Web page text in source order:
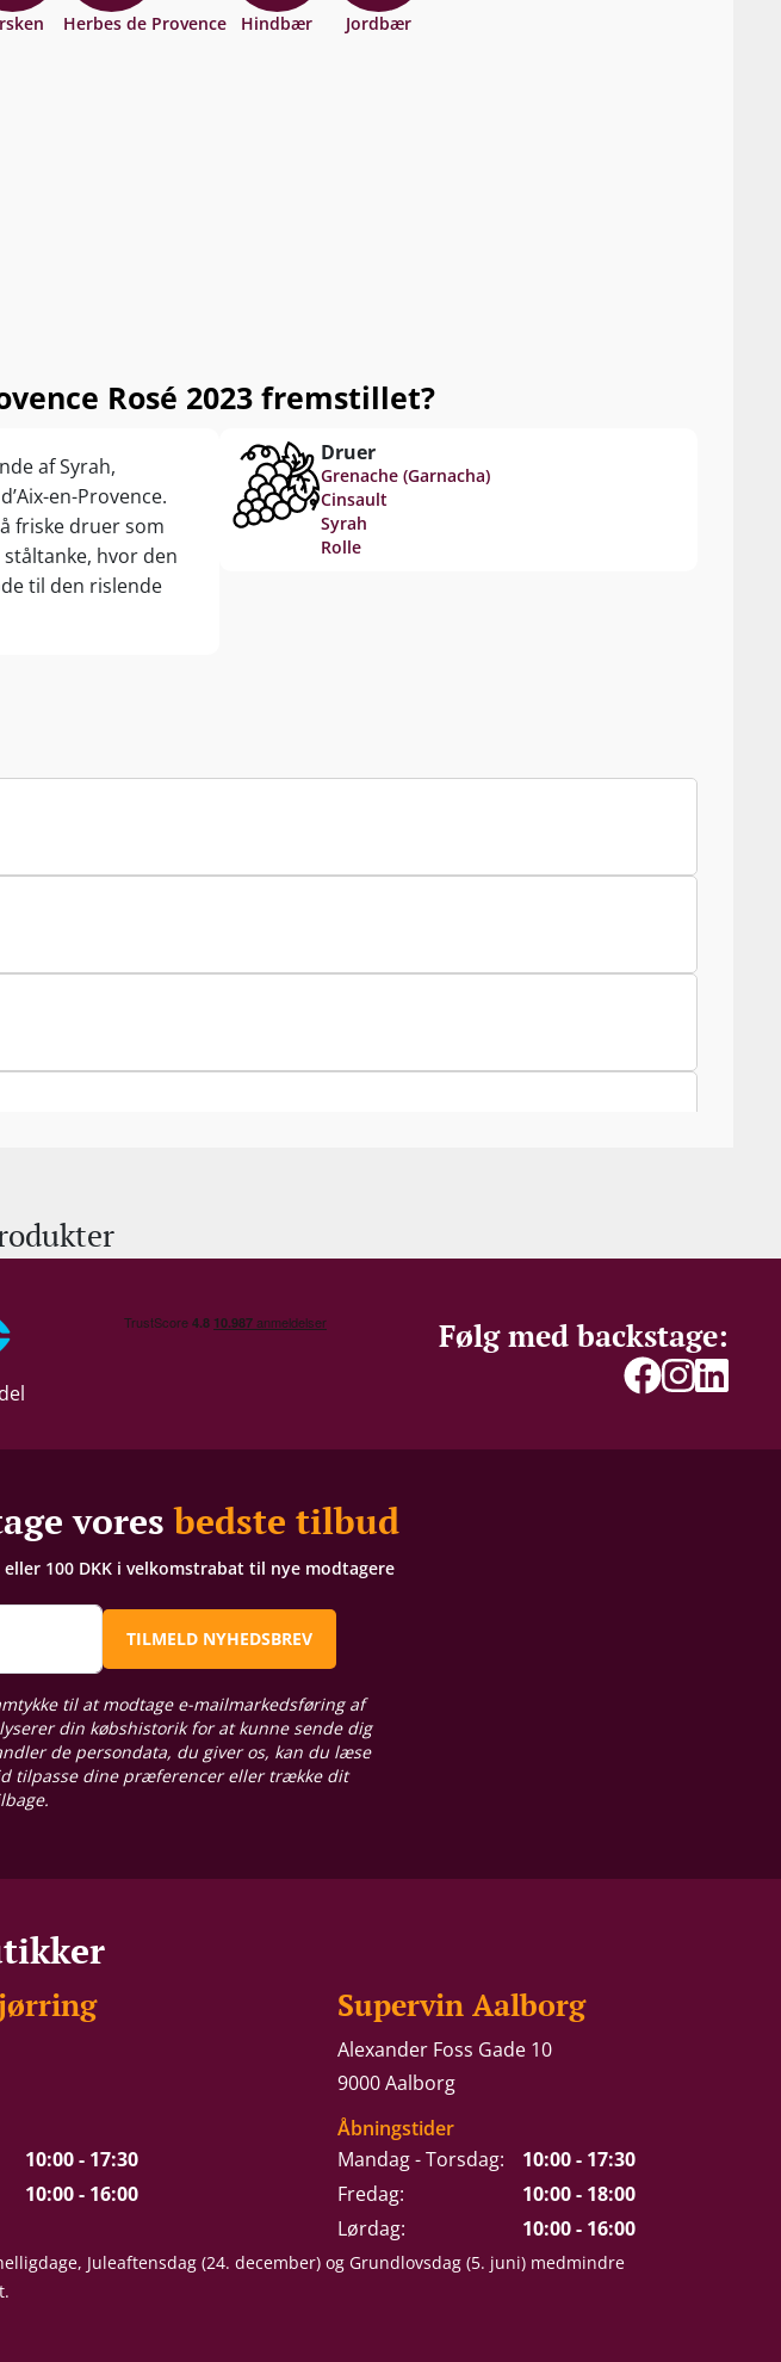
Herbes de Provence Hindbær Jordbær
Rosé 2023 fremstillet?
af Syrah,
en-Provence.
friske druer som
hvor den
til den rislende
Druer
Grenache (Garnacha)
Cinsault
Syrah
Rolle
Følg med backstage:
voresbedste tilbud
100 DKK i velkomstrabat til nye modtagere
TILMELD NYHEDSBREV
til at modtage e-mailmarkedsføring af
din købshistorik for at kunne sende dig
de persondata, du giver os, kan du læse
tilpasse dine præferencer eller trække dit
10:00 - 17:30
10:00 - 16:00
Supervin Aalborg
Alexander Foss Gade 10
9000 Aalborg
Åbningstider
Mandag - Torsdag:
10:00 - 17:30
Fredag:
10:00 - 18:00
Lørdag:
10:00 - 16:00
Juleaftensdag (24. december) og Grundlovsdag (5. juni) medmindre